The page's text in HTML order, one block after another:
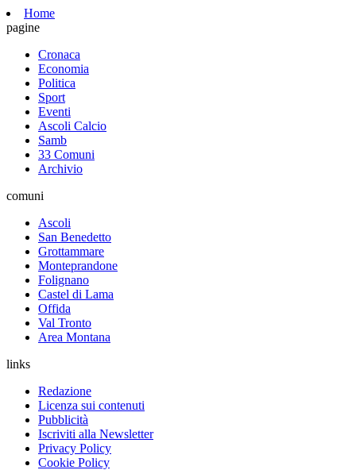
Home
pagine
Cronaca
Economia
Politica
Sport
Eventi
Ascoli Calcio
Samb
33 Comuni
Archivio
comuni
Ascoli
San Benedetto
Grottammare
Monteprandone
Folignano
Castel di Lama
Offida
Val Tronto
Area Montana
links
Redazione
Licenza sui contenuti
Pubblicità
Iscriviti alla Newsletter
Privacy Policy
Cookie Policy